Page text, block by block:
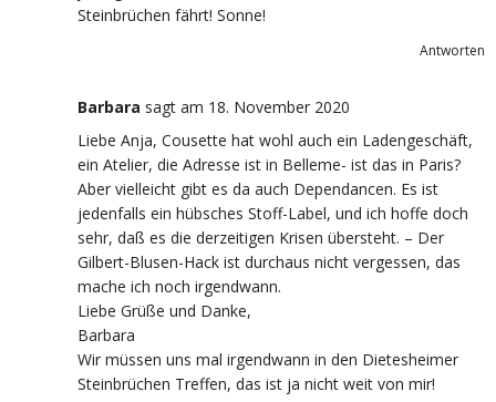
Steinbrüchen fährt! Sonne!
Antworten
Barbara sagt am 18. November 2020
Liebe Anja, Cousette hat wohl auch ein Ladengeschäft,
ein Atelier, die Adresse ist in Belleme- ist das in Paris?
Aber vielleicht gibt es da auch Dependancen. Es ist
jedenfalls ein hübsches Stoff-Label, und ich hoffe doch
sehr, daß es die derzeitigen Krisen übersteht. – Der
Gilbert-Blusen-Hack ist durchaus nicht vergessen, das
mache ich noch irgendwann.
Liebe Grüße und Danke,
Barbara
Wir müssen uns mal irgendwann in den Dietesheimer
Steinbrüchen Treffen, das ist ja nicht weit von mir!